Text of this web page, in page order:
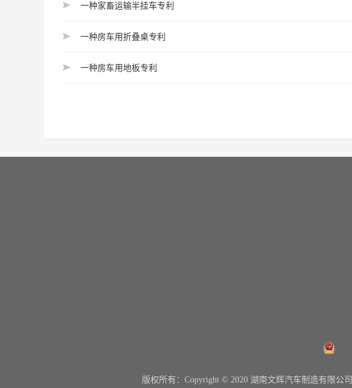
一种家畜运输半挂车专利
一种房车用折叠桌专利
一种房车用地板专利
版权所有：Copyright © 2020 湖南文辉汽车制造有限公司